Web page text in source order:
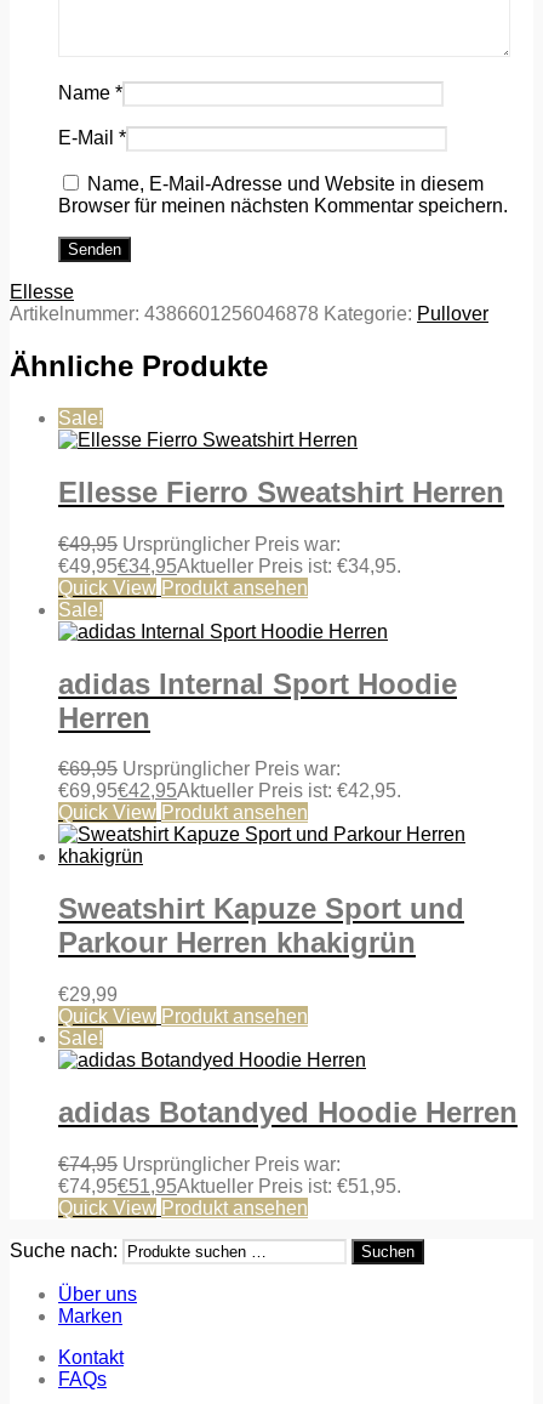
Name *
E-Mail *
Name, E-Mail-Adresse und Website in diesem
Browser für meinen nächsten Kommentar speichern.
Ellesse
Artikelnummer: 4386601256046878 Kategorie: Pullover
Ähnliche Produkte
Sale!
Ellesse Fierro Sweatshirt Herren
€49,95 Ursprünglicher Preis war:
€49,95€34,95Aktueller Preis ist: €34,95.
Quick View Produkt ansehen
Sale!
adidas Internal Sport Hoodie
Herren
€69,95 Ursprünglicher Preis war:
€69,95€42,95Aktueller Preis ist: €42,95.
Quick View Produkt ansehen
Sweatshirt Kapuze Sport und
Parkour Herren khakigrün
€29,99
Quick View Produkt ansehen
Sale!
adidas Botandyed Hoodie Herren
€74,95 Ursprünglicher Preis war:
€74,95€51,95Aktueller Preis ist: €51,95.
Quick View Produkt ansehen
Suche nach: Suchen
Über uns
Marken
Kontakt
FAQs